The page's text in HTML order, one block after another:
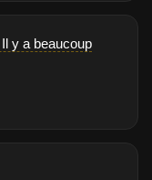
y a beaucoup